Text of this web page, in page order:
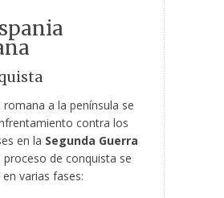
romana a la península se
contra los
en la Segunda Guerra
proceso de conquista se
varias fases: